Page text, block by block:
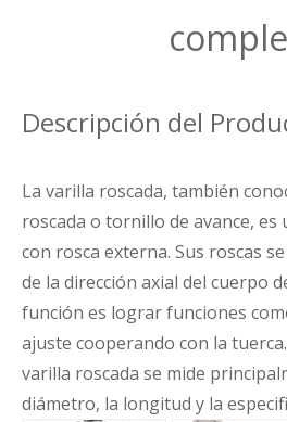
Descripción del
La varilla roscada, también
roscada o tornillo de avance,
con rosca externa. Sus roscas
de la dirección axial del cuerpo
función es lograr funciones
ajuste cooperando con la
varilla roscada se mide
diámetro, la longitud y la